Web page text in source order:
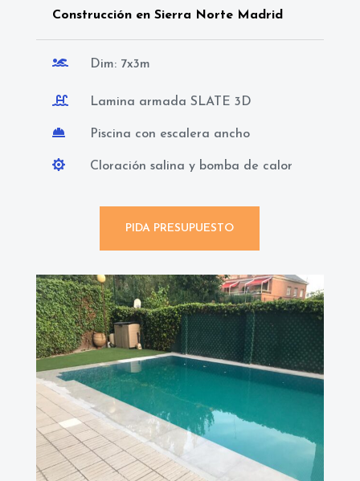
Construcción en Sierra Norte Madrid
 Dim: 7x3m
 Lamina armada SLATE 3D
 Piscina con escalera ancho
 Cloración salina y bomba de calor
PIDA PRESUPUESTO